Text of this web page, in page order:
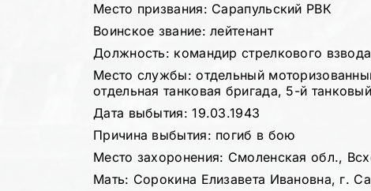
Место призвания: Сарапульский РВК
Воинское звание: лейтенант
Должность: командир стрелкового взвода
Место службы: отдельный
отдельная танковая бригада, 5-й
Дата выбытия: 19.03.1943
Причина выбытия: погиб в бою
Место захоронения: Смоленская обл.,
Мать: Сорокина Елизавета Ивановна, г.